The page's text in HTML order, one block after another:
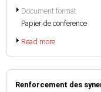
Document format
Papier de conference
Read more
Renforcement des